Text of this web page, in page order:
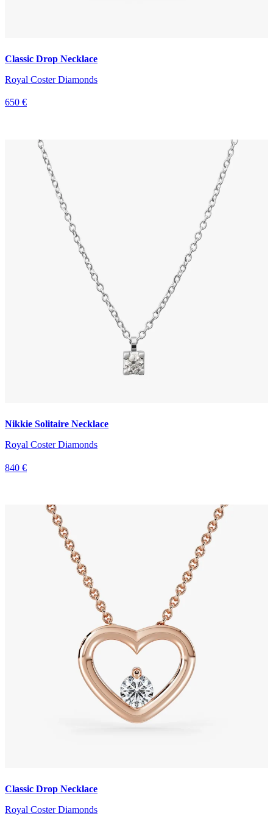
Classic Drop Necklace
Royal Coster Diamonds
650 €
Nikkie Solitaire Necklace
Royal Coster Diamonds
840 €
Classic Drop Necklace
Royal Coster Diamonds